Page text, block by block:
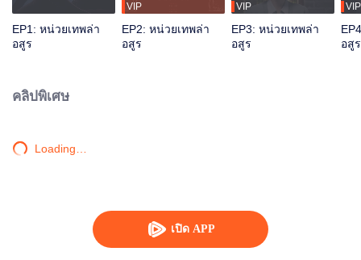
เปิด APP
EP1: หน่วยเทพล่า
อสูร
VIP
EP2: หน่วยเทพล่า
อสูร
VIP
EP3: หน่วยเทพล่า
อสูร
VIP
อสูร
คลิปพิเศษ
Loading…